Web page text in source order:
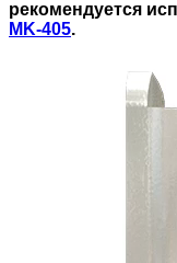
рекомендуется
МK-405.